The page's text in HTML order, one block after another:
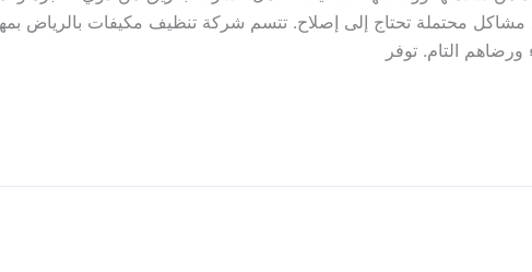
محتملة تحتاج إلى إصلاح. تتسم شركة تنظيف مكيفات بالرياض
التام. توفر